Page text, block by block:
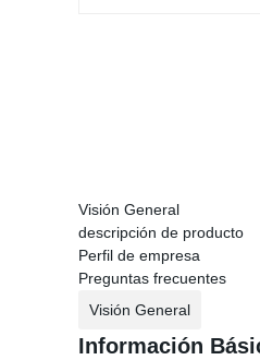
Visión General
descripción de producto
Perfil de empresa
Preguntas frecuentes
Visión General
Información